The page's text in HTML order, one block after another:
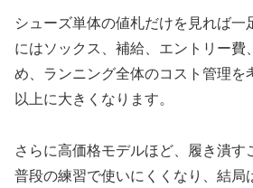
シューズ単体の値札だけを見れば一
にはソックス、補給、エントリー費
め、ランニング全体のコスト管理を
以上に大きくなります。
さらに高価格モデルほど、履き潰す
普段の練習で使いにくくなり、結局